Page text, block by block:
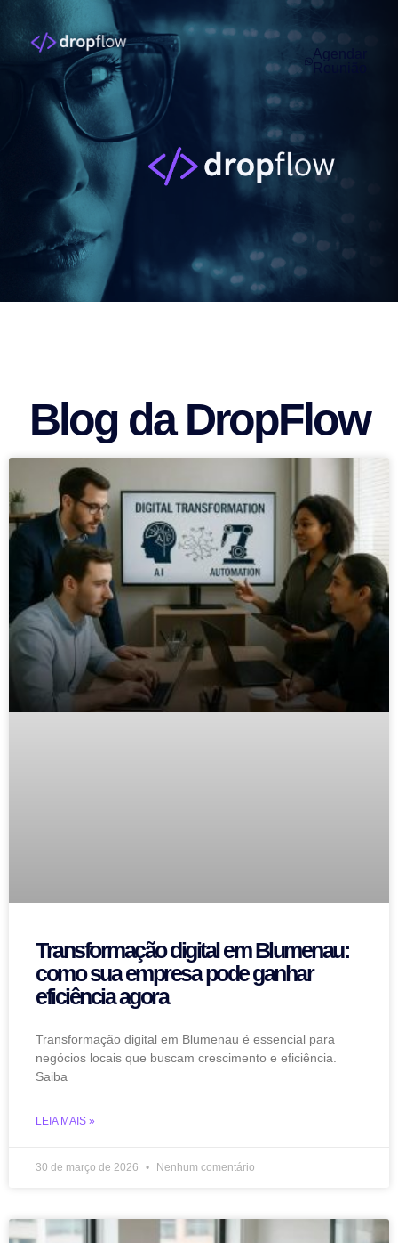
Agendar
Reunião
Blog da DropFlow
Transformação digital em Blumenau:
como sua empresa pode ganhar
eficiência agora
Transformação digital em Blumenau é essencial para
negócios locais que buscam crescimento e eficiência.
Saiba
LEIA MAIS »
30 de março de 2026 Nenhum comentário